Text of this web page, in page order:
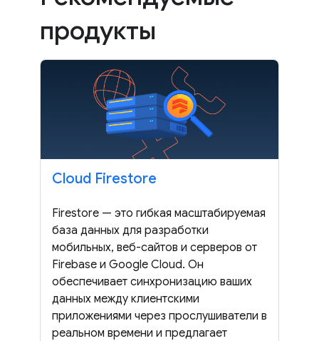
продукты
Cloud Firestore
Firestore — это гибкая масштабируемая
база данных для разработки
мобильных, веб-сайтов и серверов от
Firebase и Google Cloud. Он
обеспечивает синхронизацию ваших
данных между клиентскими
приложениями через прослушиватели в
реальном времени и предлагает